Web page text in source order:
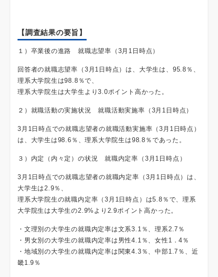
【調査結果の要旨】
１）卒業後の進路 就職志望率（3月1日時点）
回答者の就職志望率（3月1日時点）は、大学生は、95.8％、
理系大学院生は98.8％で、
理系大学院生は大学生より3.0ポイント高かった。
２）就職活動の実施状況 就職活動実施率（3月1日時点）
3月1日時点での就職志望者の就職活動実施率（3月1日時点）
は、大学生は98.6％、理系大学院生は98.8％であった。
３）内定（内々定）の状況 就職内定率（3月1日時点）
3月1日時点での就職志望者の就職内定率（3月1日時点）は、
大学生は2.9％、
理系大学院生の就職内定率（3月1日時点）は5.8％で、理系
大学院生は大学生の2.9%より2.9ポイント高かった。
・文理別の大学生の就職内定率は文系3.1％、理系2.7％
・男女別の大学生の就職内定率は男性4.1％、女性1．4％
・地域別の大学生の就職内定率は関東4.3％、中部1.7％、近
畿1.9％